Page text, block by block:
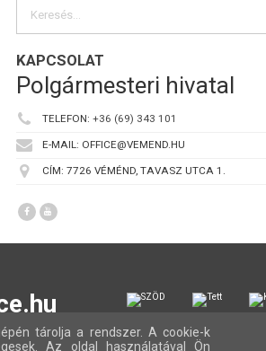
KAPCSOLAT
Polgármesteri hivatal
TELEFON: +36 (69) 343 101
E-MAIL: OFFICE@VEMEND.HU
CÍM: 7726 VÉMÉND, TAVASZ UTCA 1.
tárolja a rendszer. A cookie-k
Az oldal használatával Ön